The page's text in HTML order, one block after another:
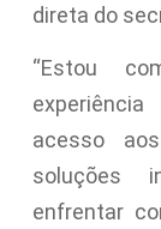
direta do
“Estou
acesso
soluções
enfrentar